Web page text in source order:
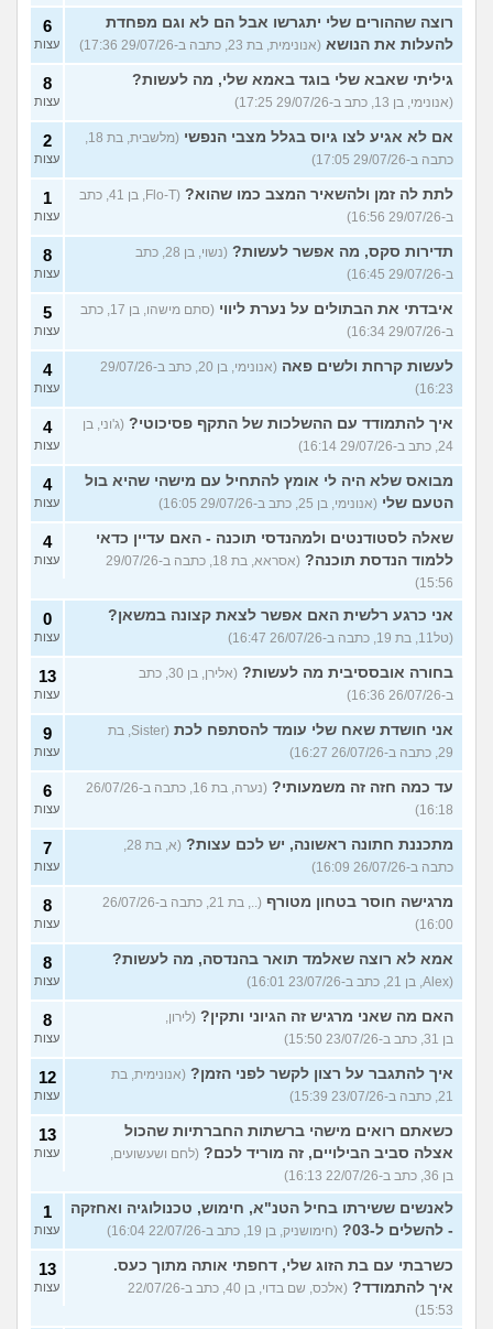
רוצה שההורים שלי יתגרשו אבל הם לא וגם מפחדת
להעלות את הנושא (אנונימית, בת 23, כתבה ב-29/07/26 17:36)
6
עצות
גיליתי שאבא שלי בוגד באמא שלי, מה לעשות?
(אנונימי, בן 13, כתב ב-29/07/26 17:25)
8
עצות
אם לא אגיע לצו גיוס בגלל מצבי הנפשי
(מלשבית, בת 18,
כתבה ב-29/07/26 17:05)
2
עצות
לתת לה זמן ולהשאיר המצב כמו שהוא?
(Flo-T, בן 41, כתב
ב-29/07/26 16:56)
1
עצות
תדירות סקס, מה אפשר לעשות?
(נשוי, בן 28, כתב
ב-29/07/26 16:45)
8
עצות
איבדתי את הבתולים על נערת ליווי
(סתם מישהו, בן 17, כתב
ב-29/07/26 16:34)
5
עצות
לעשות קרחת ולשים פאה
(אנונימי, בן 20, כתב ב-29/07/26
16:23)
4
עצות
איך להתמודד עם ההשלכות של התקף פסיכוטי? (ג'וני, בן
24, כתב ב-29/07/26 16:14)
4
עצות
מבואס שלא היה לי אומץ להתחיל עם מישהי שהיא בול
הטעם שלי (אנונימי, בן 25, כתב ב-29/07/26 16:05)
4
עצות
שאלה לסטודנטים ולמהנדסי תוכנה - האם עדיין כדאי
ללמוד הנדסת תוכנה?
(אסראא, בת 18, כתבה ב-29/07/26
15:56)
4
עצות
אני כרגע רלשית האם אפשר לצאת קצונה במשאן?
(טל11, בת 19, כתבה ב-26/07/26 16:47)
0
עצות
בחורה אובססיבית מה לעשות?
(אלירן, בן 30, כתב
ב-26/07/26 16:36)
13
עצות
אני חושדת שאח שלי עומד להסתפח לכת
(Sister, בת
29, כתבה ב-26/07/26 16:27)
9
עצות
עד כמה חזה זה משמעותי?
(נערה, בת 16, כתבה ב-26/07/26
16:18)
6
עצות
מתכננת חתונה ראשונה, יש לכם עצות?
(א, בת 28,
כתבה ב-26/07/26 16:09)
7
עצות
מרגישה חוסר בטחון מטורף
(.., בת 21, כתבה ב-26/07/26
16:00)
8
עצות
אמא לא רוצה שאלמד תואר בהנדסה, מה לעשות?
(Alex, בן 21, כתב ב-23/07/26 16:01)
8
עצות
האם מה שאני מרגיש זה הגיוני ותקין? (לירון,
בן 31, כתב ב-23/07/26 15:50)
8
עצות
איך להתגבר על רצון לקשר לפני הזמן? (אנונימית, בת
21, כתבה ב-23/07/26 15:39)
12
עצות
כשאתם רואים מישהי ברשתות החברתיות שהכול
אצלה סביב הבילויים, זה מוריד לכם? (לחם ושעשועים,
בן 36, כתב ב-22/07/26 16:13)
13
עצות
לאנשים ששירתו בחיל הטנ"א, חימוש, טכנולוגיה ואחזקה
- להשלים ל-03?
(חימושניק, בן 19, כתב ב-22/07/26 16:04)
1
עצות
כשרבתי עם בת הזוג שלי, דחפתי אותה מתוך כעס.
איך להתמודד?
(אלכס, שם בדוי, בן 40, כתב ב-22/07/26
15:53)
13
עצות